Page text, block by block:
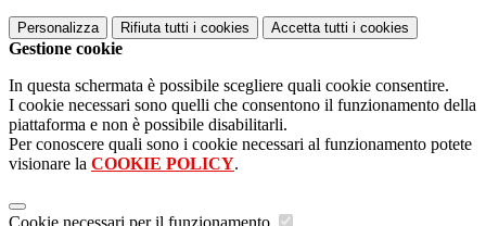
Personalizza Rifiuta tutti i cookies Accetta tutti i cookies
Gestione cookie
In questa schermata è possibile scegliere quali cookie consentire.
I cookie necessari sono quelli che consentono il funzionamento della
piattaforma e non è possibile disabilitarli.
Per conoscere quali sono i cookie necessari al funzionamento potete
visionare la COOKIE POLICY.